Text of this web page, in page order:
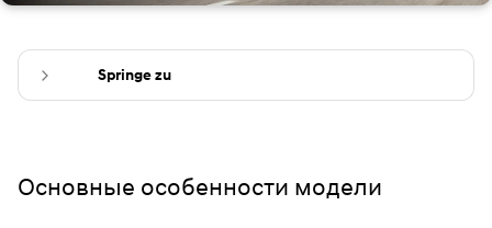
Springe zu
Основные особенности модели